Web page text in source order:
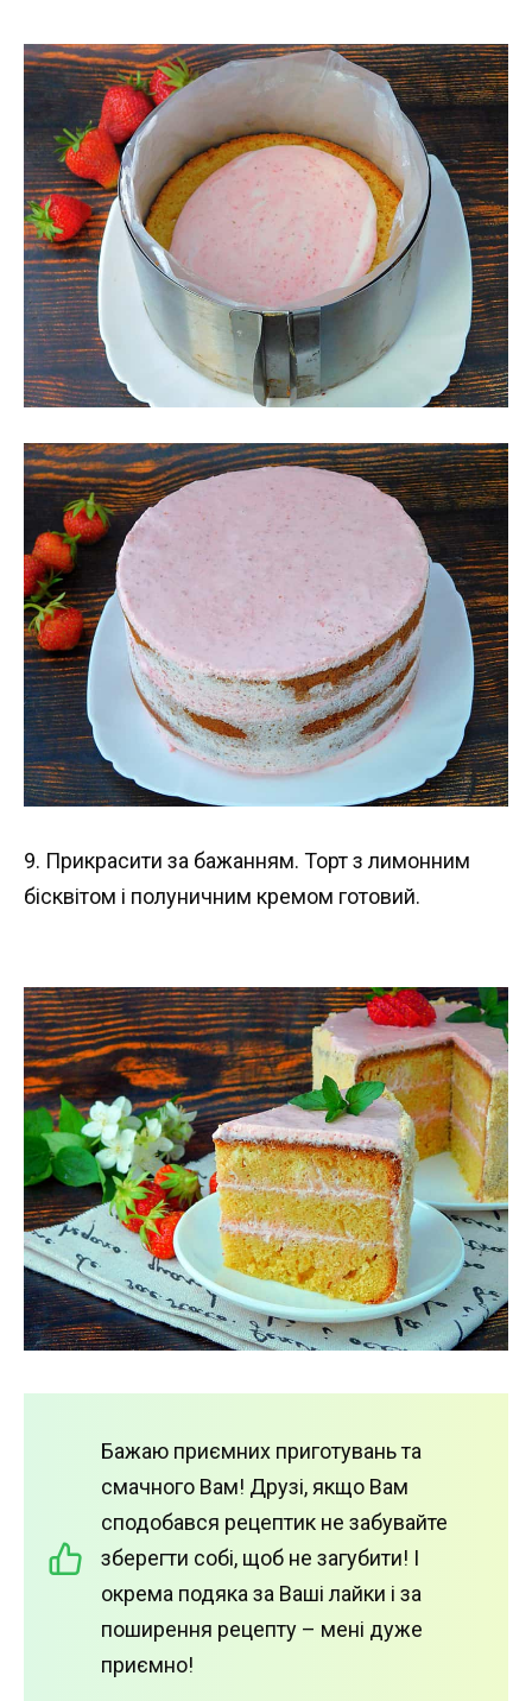
9. Прикрасити за бажанням. Торт з лимонним
бісквітом і полуничним кремом готовий.
Бажаю приємних приготувань та
смачного Вам! Друзі, якщо Вам
сподобався рецептик не забувайте
зберегти собі, щоб не загубити! І
окрема подяка за Ваші лайки і за
поширення рецепту – мені дуже
приємно!